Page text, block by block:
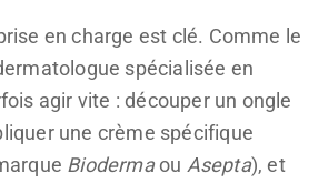
en charge est clé. Comme le
spécialisée en
agir vite : découper un ongle
une crème spécifique
Biodermaou Asepta), et